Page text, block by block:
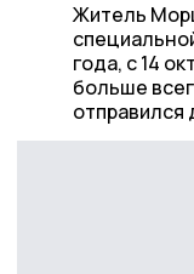
Житель
года, с 14
больше